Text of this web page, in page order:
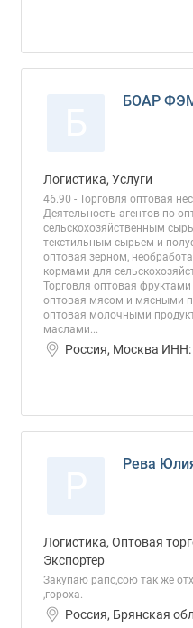
БОАР
Логистика, Услуги
46.90 - Торговля оптовая
Деятельность агентов по
сельскохозяйственным
текстильным сырьем и
оптовая зерном,
кормами для
Торговля оптовая
оптовая мясом и мясными
оптовая молочными
маслами...
Россия, Москва ИНН:
Рева
Логистика, Оптовая
Экспортер
Закупаю рапс,сою так же
,гороха.
Россия, Брянская